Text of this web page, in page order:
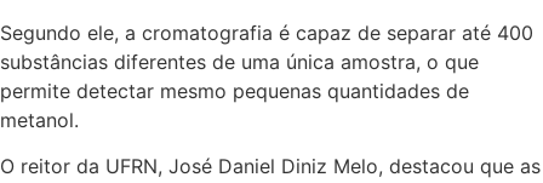
Segundo ele, a cromatografia é capaz de separar até 400
substâncias diferentes de uma única amostra, o que
permite detectar mesmo pequenas quantidades de
metanol.
O reitor da UFRN, José Daniel Diniz Melo, destacou que as